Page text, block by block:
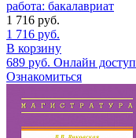
работа: бакалавриат
1 716 руб.
1 716 руб.
В корзину
689 руб. Онлайн доступ
Ознакомиться